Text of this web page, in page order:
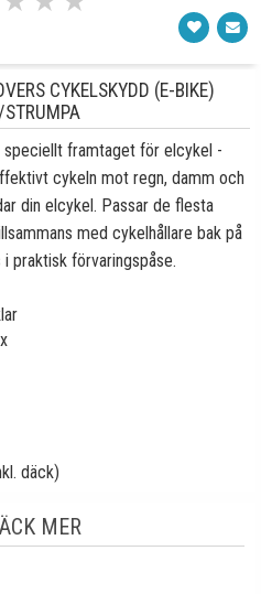
CYKELSKYDD (E-BIKE)
speciellt framtaget för elcykel -
cykeln mot regn, damm och
din elcykel. Passar de flesta
med cykelhållare bak på
praktisk förvaringspåse.
däck)
MER